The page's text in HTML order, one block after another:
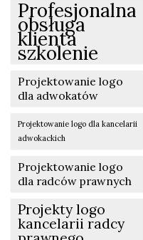
Profesjonalna
obsługa
klienta
szkolenie
Projektowanie logo
dla adwokatów
Projektowanie logo dla kancelarii
adwokackich
Projektowanie logo
dla radców prawnych
Projekty logo
kancelarii radcy